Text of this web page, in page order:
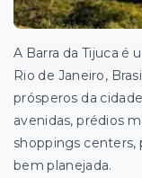
A Barra da Tijuca é
Rio de Janeiro,
prósperos da
avenidas, prédios
shoppings centers,
bem planejada.